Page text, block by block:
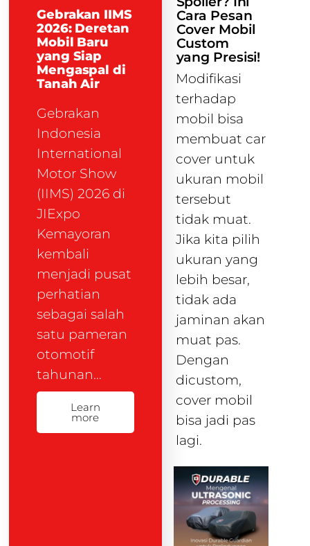
Gebrakan IIMS
2026: Deretan
Mobil Baru
yang Siap
Mengaspal di
Tanah Air
Gebrakan
Indonesia
International
Motor Show
(IIMS) 2026 di
JIExpo
Kemayoran
kembali
menjadi pusat
perhatian
sebagai salah
satu pameran
otomotif
tahunan…
Learn
more
Cara Pesan
Cover Mobil
Custom
yang Presisi!
Modifikasi
terhadap
mobil bisa
membuat car
cover untuk
ukuran mobil
tersebut
tidak muat.
Jika kita pilih
ukuran yang
lebih besar,
tidak ada
jaminan akan
muat pas.
Dengan
dicustom,
cover mobil
bisa jadi pas
lagi.